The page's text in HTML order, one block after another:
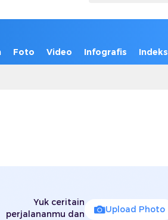
Foto Video Infografis Indeks
Yuk ceritain
perjalananmu dan
Upload Photo